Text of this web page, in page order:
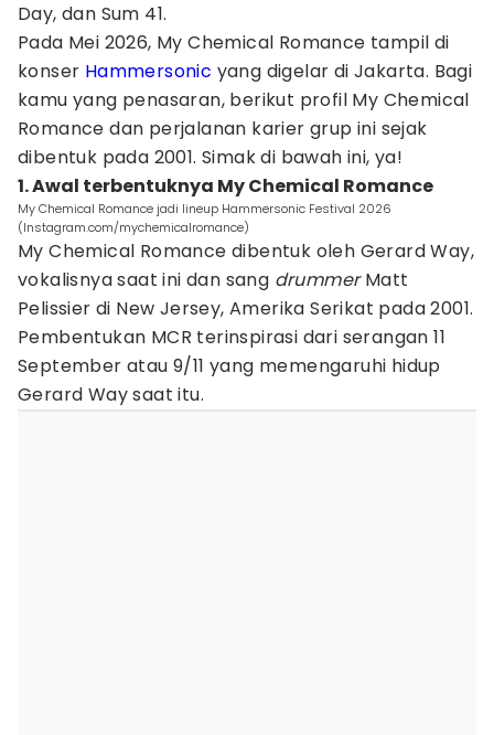
Day, dan Sum 41.
Pada Mei 2026, My Chemical Romance tampil di
konser Hammersonic yang digelar di Jakarta. Bagi
kamu yang penasaran, berikut profil My Chemical
Romance dan perjalanan karier grup ini sejak
dibentuk pada 2001. Simak di bawah ini, ya!
1. Awal terbentuknya My Chemical Romance
My Chemical Romance jadi lineup Hammersonic Festival 2026
(Instagram.com/mychemicalromance)
My Chemical Romance dibentuk oleh Gerard Way,
vokalisnya saat ini dan sang drummerMatt
Pelissier di New Jersey, Amerika Serikat pada 2001.
Pembentukan MCR terinspirasi dari serangan 11
September atau 9/11 yang memengaruhi hidup
Gerard Way saat itu.